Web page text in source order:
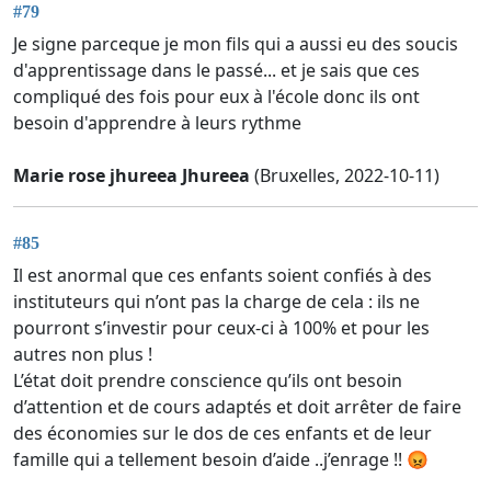
#79
Je signe parceque je mon fils qui a aussi eu des soucis
d'apprentissage dans le passé... et je sais que ces
compliqué des fois pour eux à l'école donc ils ont
besoin d'apprendre à leurs rythme
Marie rose jhureea Jhureea (Bruxelles, 2022-10-11)
#85
Il est anormal que ces enfants soient confiés à des
instituteurs qui n’ont pas la charge de cela : ils ne
pourront s’investir pour ceux-ci à 100% et pour les
autres non plus !
L’état doit prendre conscience qu’ils ont besoin
d’attention et de cours adaptés et doit arrêter de faire
des économies sur le dos de ces enfants et de leur
famille qui a tellement besoin d’aide ..j’enrage !! 😡